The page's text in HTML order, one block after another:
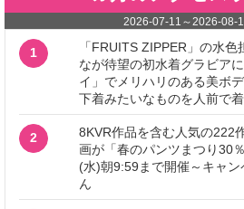
2026-07-11 ～2026-08-
1
「FRUITS ZIPPER」の水色
なが待望の初水着グラビア
イ」でメリハリのある美ボ
下着みたいなものを人前で
2
8KVR作品を含む人気の222
画が「春のパンツまつり30
(水)朝9:59まで開催～キャ
ん